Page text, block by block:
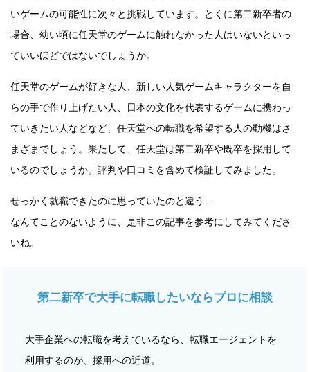
いゲームの可能性に次々と挑戦しています。とくに第二新卒者の
場合、幼い頃に任天堂のゲームに触れなかった人はいないといっ
ていいほどではないでしょうか。
任天堂のゲームが好きな人、新しい人気ゲームキャラクターを自
らの手で作り上げたい人、日本の文化を代表するゲームに携わっ
ていきたい人などなど、任天堂への転職を希望する人の動機はさ
まざまでしょう。果たして、任天堂は第二新卒や既卒を採用して
いるのでしょうか。評判や口コミを含めて検証してみました。
せっかく就職できたのに思っていたのと違う…
なんてことのないように、是非この記事を参考にしてみてくださ
いね。
第二新卒で大手に転職したいならプロに相談
大手企業への転職を考えているなら、転職エージェントを
利用するのが、採用への近道。